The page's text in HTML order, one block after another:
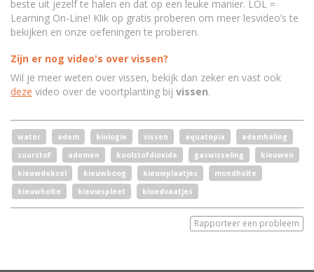
beste uit jezelf te halen en dat op een leuke manier. LOL =
Learning On-Line! Klik op gratis proberen om meer lesvideo’s te
bekijken en onze oefeningen te proberen.
Zijn er nog video's over vissen?
Wil je meer weten over vissen, bekijk dan zeker en vast ook
deze video over de voortplanting bij vissen.
water adem biologie vissen aquatopia
ademhaling
zuurstof
ademen koolstofdioxide gaswisseling
kieuwen
kieuwdeksel
kieuwboog kieuwplaatjes
mondholte
kieuwholte
kieuwspleet bloedvaatjes
Rapporteer een probleem